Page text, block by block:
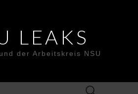
LEAKS
der Arbeitskreis NSU
Suche